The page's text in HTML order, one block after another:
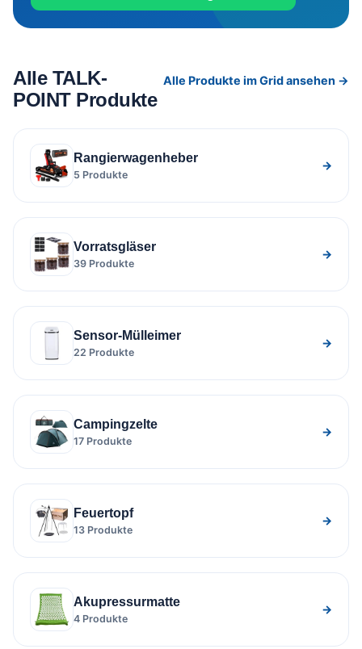
Alle TALK-
POINT Produkte
Alle Produkte im Grid ansehen →
Rangierwagenheber
5 Produkte
→
Vorratsgläser
39 Produkte
→
Sensor-Mülleimer
22 Produkte
→
Campingzelte
17 Produkte
→
Feuertopf
13 Produkte
→
Akupressurmatte
4 Produkte
→